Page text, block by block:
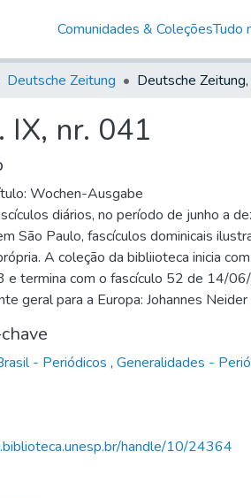
Comunidades & ColeçõesTudo
Deutsche Zeitung
IX, nr. 041
Wochen-Ausgabe
diários, no período de junho a
São Paulo, fascículos dominicais
A coleção da bibliioteca inicia
termina com o fascículo 52 de 14/
geral para a Europa: Johannes Neider
- Periódicos , Generalidades -
handle/10/24364